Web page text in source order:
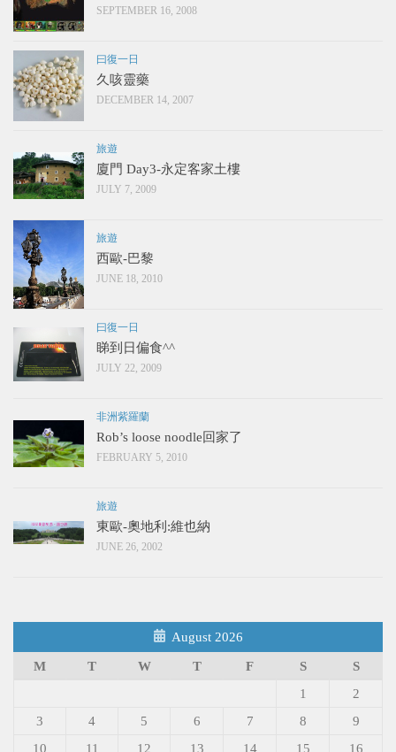
SEPTEMBER 16, 2008
曰復一日
久咳靈藥
DECEMBER 14, 2007
旅遊
廈門 Day3-永定客家土樓
JULY 7, 2009
旅遊
西歐-巴黎
JUNE 18, 2010
曰復一日
睇到日偏食^^
JULY 22, 2009
非洲紫羅蘭
Rob’s loose noodle回家了
FEBRUARY 5, 2010
旅遊
東歐-奧地利:維也納
JUNE 26, 2002
August 2026
M T W T F S
S
1
2
3
4 5 6 7 8
9
10
11 12 13 14 15
16